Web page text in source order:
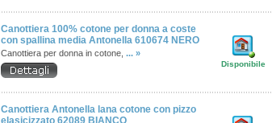
Canottiera 100% cotone per donna a coste
con spallina media Antonella 610674 NERO
Canottiera per donna in cotone, ... »
Disponibile
Canottiera Antonella lana cotone con pizzo
elasicizzato 62089 BIANCO